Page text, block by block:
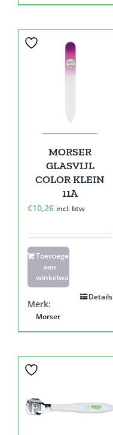
MORSER
GLASVIJL
COLOR KLEIN
11A
€10,26 incl. btw
Toevoegen
aan
winkelwagen
Details
Merk:
Morser